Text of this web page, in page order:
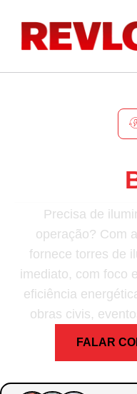
Precisa de
operação? Com
fornece torres de
imediato, com foco
eficiência
obras civis,
FALAR